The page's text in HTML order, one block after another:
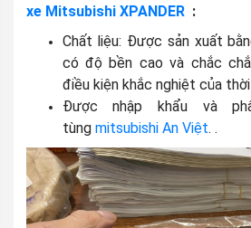
xe Mitsubishi XPANDER :
Chất liệu: Được sản xuất
có độ bền cao và chắc
điều kiện khắc nghiệt của
Được nhập khẩu và
tùng mitsubishi An Việt. .